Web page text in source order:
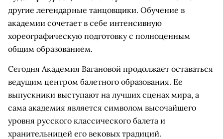
другие легендарные танцовщики. Обучение в
академии сочетает в себе интенсивную
хореографическую подготовку с полноценным
общим образованием.
Сегодня Академия Вагановой продолжает оставаться
ведущим центром балетного образования. Ее
выпускники выступают на лучших сценах мира, а
сама академия является символом высочайшего
уровня русского классического балета и
хранительницей его вековых традиций.